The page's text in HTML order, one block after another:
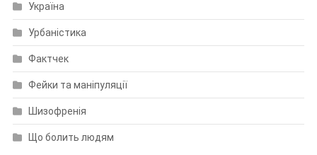
Україна
Урбаністика
Фактчек
Фейки та маніпуляції
Шизофренія
Що болить людям